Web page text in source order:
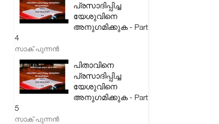
പ്രസാദിപ്പിച്ച
യേശുവിനെ
അനുഗമിക്കുക - Part
4
സാക് പുന്നൻ
പിതാവിനെ
പ്രസാദിപ്പിച്ച
യേശുവിനെ
അനുഗമിക്കുക - Part
5
സാക് പുന്നൻ